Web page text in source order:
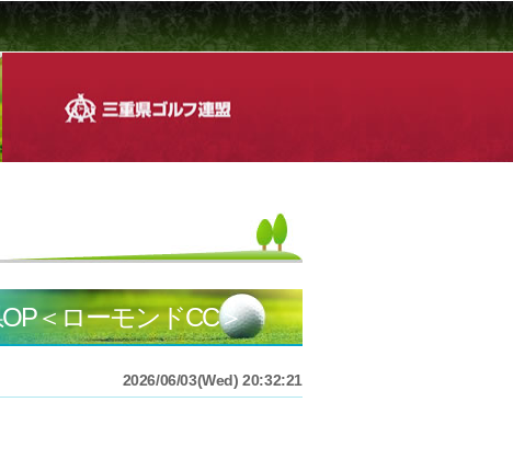
＜ローモンドCC＞
2026/06/03(Wed) 20:32:21